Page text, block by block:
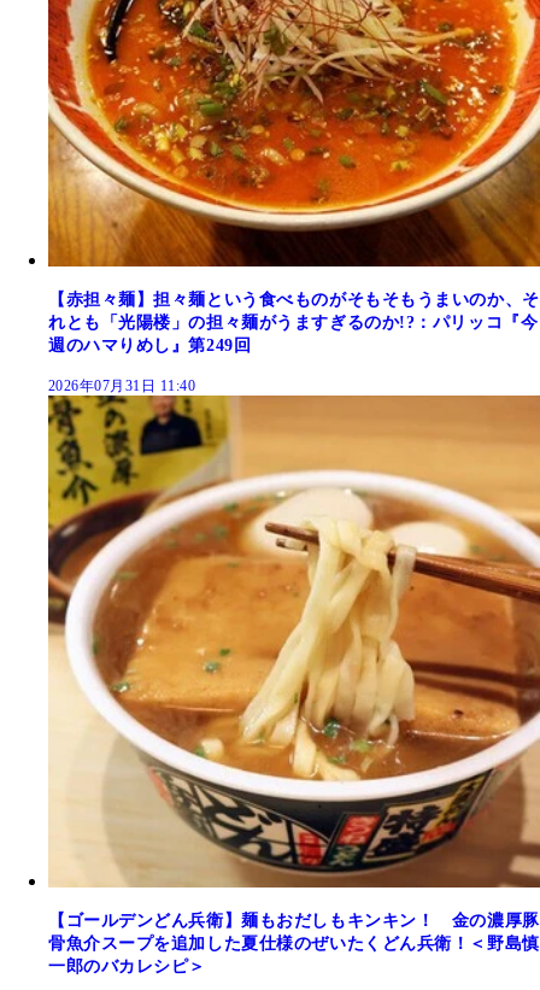
【赤担々麺】担々麺という食べものがそもそもうまいのか、そ
れとも「光陽楼」の担々麺がうますぎるのか!?：パリッコ『今
週のハマりめし』第249回
2026年07月31日 11:40
【ゴールデンどん兵衛】麺もおだしもキンキン！ 金の濃厚豚
骨魚介スープを追加した夏仕様のぜいたくどん兵衛！＜野島慎
一郎のバカレシピ＞